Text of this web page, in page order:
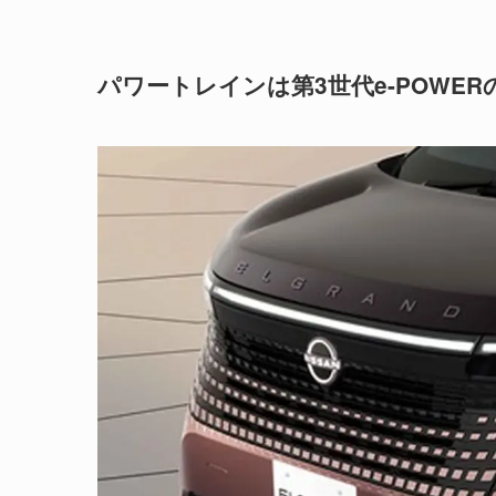
パワートレインは第3世代e-POWER